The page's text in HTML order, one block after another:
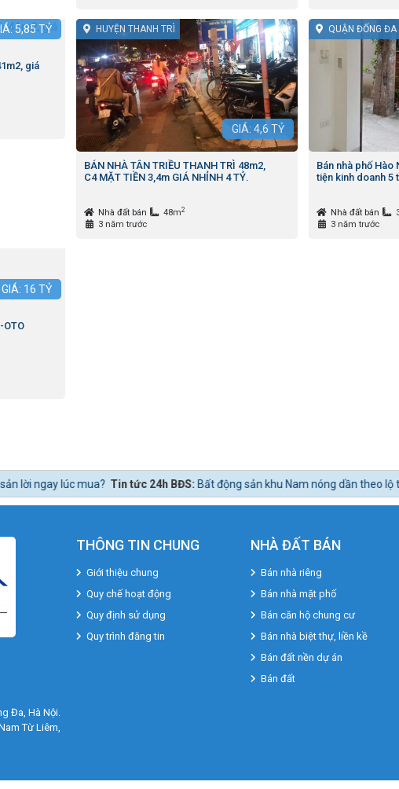
5,85TỶ
giá
HUYỆN THANH TRÌ
GIÁ: 4,6 TỶ
BÁN NHÀ TÂN TRIỀU THANH TRÌ 48m2,
C4 MẶT TIỀN 3,4m GIÁ NHỈNH 4 TỶ.
Nhà đất bán 48m2
3 năm trước
QUẬN ĐỐNG ĐA
Bán nhà phố Hào
tiện kinh doanh 5
Nhà đất bán
3 năm trước
GIÁ: 16 TỶ
OTO
tức 24h BĐS:Bất động sản khu Nam nóng dần theo lộ trình lên quận Nhà Bè.
Đa, Hà Nội.
Từ Liêm,
THÔNG TIN CHUNG
Giới thiệu chung
Quy chế hoạt động
Quy định sử dụng
Quy trình đăng tin
NHÀ ĐẤT BÁN
Bán nhà riêng
Bán nhà mặt phố
Bán căn hộ chung cư
Bán nhà biệt thự, liền kề
Bán đất nền dự án
Bán đất